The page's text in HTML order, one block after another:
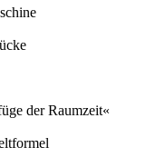
der Raumzeit«